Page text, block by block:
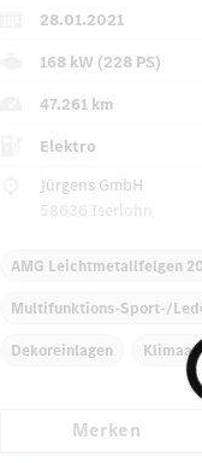
28.01.2021
168 kW (228 PS)
47.261 km
Elektro
Jürgens GmbH
58636 Iserlohn
AMG Leichtmetallfelgen
Multifunktions-Sport-/
Dekoreinlagen
RegensensorMerken